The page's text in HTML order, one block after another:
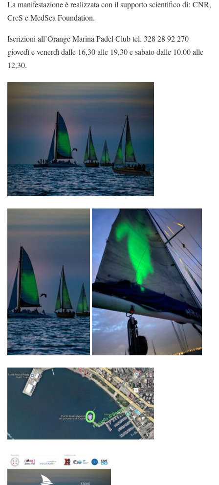
La manifestazione è realizzata con il supporto scientifico di: CNR,
CreS e MedSea Foundation.
Iscrizioni all’Orange Marina Padel Club tel. 328 28 92 270
giovedì e venerdì dalle 16,30 alle 19,30 e sabato dalle 10.00 alle
12,30.